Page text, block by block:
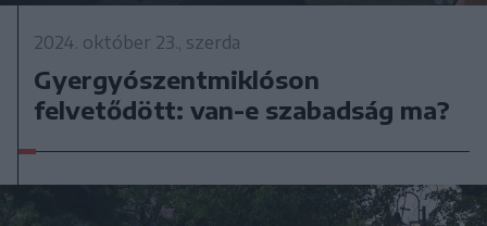
2024. október 23., szerda
Gyergyószentmiklóson
felvetődött: van-e szabadság ma?